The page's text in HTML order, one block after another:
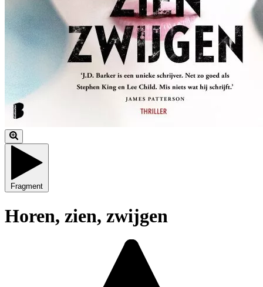
Fragment
Horen, zien, zwijgen